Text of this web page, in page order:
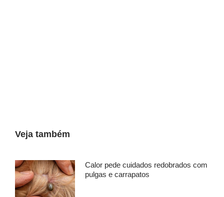
Veja também
Calor pede cuidados redobrados com
pulgas e carrapatos